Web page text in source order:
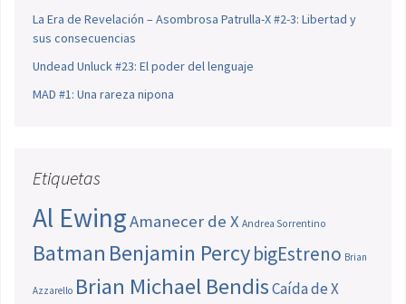
La Era de Revelación – Asombrosa Patrulla-X #2-3: Libertad y
sus consecuencias
Undead Unluck #23: El poder del lenguaje
MAD #1: Una rareza nipona
Etiquetas
Al EwingAmanecer de X Andrea Sorrentino
Batman Benjamin PercybigEstreno Brian
Azzarello Brian Michael BendisCaída de X